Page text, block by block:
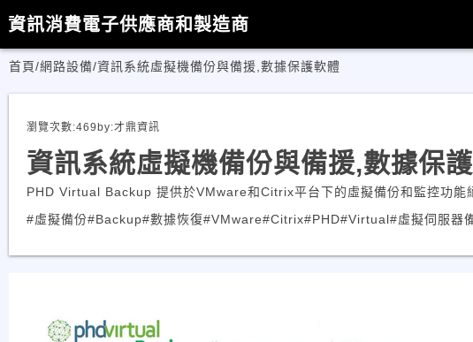
資訊消費電子供應商和製造商
首頁/網路設備/資訊系統虛擬機備份與備援,數據保護軟體
瀏覽次數:469 by:才鼎資訊
資訊系統虛擬機備份與備援,數據保
PHD Virtual Backup 提供於VMware和Citrix平台下的虛擬備份和監控功能
#虛擬備份#Backup#數據恢復#VMware#Citrix#PHD#Virtual#虛擬伺服器